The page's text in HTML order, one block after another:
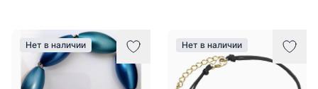
Нет в наличии Нет в наличии